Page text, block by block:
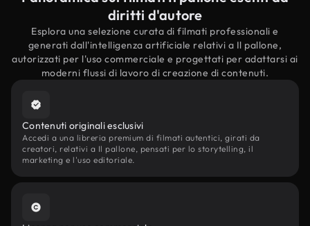
diritti d'autore
Esplora una selezione curata di filmati professionali e
generati dall'intelligenza artificiale relativi a Il pallone,
autorizzati per l'uso commerciale e progettati per adattarsi ai
moderni flussi di lavoro di creazione di contenuti.
Contenuti originali esclusivi
Accedi a una libreria premium di filmati autentici, girati da
creatori, relativi a Il pallone, pensati per lo storytelling, il
marketing e l'uso editoriale.